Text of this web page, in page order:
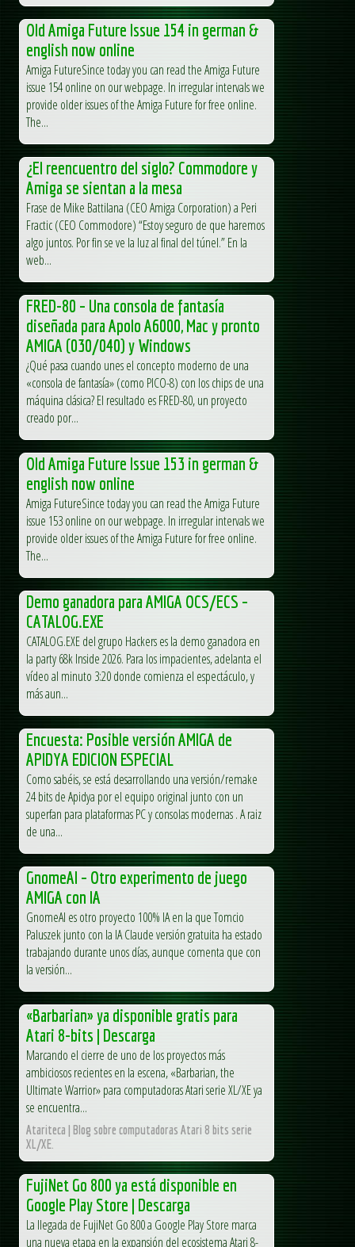
Old Amiga Future Issue 154 in german &
english now online
Amiga FutureSince today you can read the Amiga Future
issue 154 online on our webpage. In irregular intervals we
provide older issues of the Amiga Future for free online.
The...
¿El reencuentro del siglo? Commodore y
Amiga se sientan a la mesa
Frase de Mike Battilana (CEO Amiga Corporation) a Peri
Fractic (CEO Commodore) “Estoy seguro de que haremos
algo juntos. Por fin se ve la luz al final del túnel.” En la
web...
FRED-80 – Una consola de fantasía
diseñada para Apolo A6000, Mac y pronto
AMIGA (030/040) y Windows
¿Qué pasa cuando unes el concepto moderno de una
«consola de fantasía» (como PICO-8) con los chips de una
máquina clásica? El resultado es FRED-80, un proyecto
creado por...
Old Amiga Future Issue 153 in german &
english now online
Amiga FutureSince today you can read the Amiga Future
issue 153 online on our webpage. In irregular intervals we
provide older issues of the Amiga Future for free online.
The...
Demo ganadora para AMIGA OCS/ECS –
CATALOG.EXE
CATALOG.EXE del grupo Hackers es la demo ganadora en
la party 68k Inside 2026. Para los impacientes, adelanta el
vídeo al minuto 3:20 donde comienza el espectáculo, y
más aun...
Encuesta: Posible versión AMIGA de
APIDYA EDICION ESPECIAL
Como sabéis, se está desarrollando una versión/remake
24 bits de Apidya por el equipo original junto con un
superfan para plataformas PC y consolas modernas . A raiz
de una...
GnomeAI – Otro experimento de juego
AMIGA con IA
GnomeAI es otro proyecto 100% IA en la que Tomcio
Paluszek junto con la IA Claude versión gratuita ha estado
trabajando durante unos días, aunque comenta que con
la versión...
«Barbarian» ya disponible gratis para
Atari 8-bits | Descarga
Marcando el cierre de uno de los proyectos más
ambiciosos recientes en la escena, «Barbarian, the
Ultimate Warrior» para computadoras Atari serie XL/XE ya
se encuentra...
Atariteca | Blog sobre computadoras Atari 8 bits serie
XL/XE.
FujiNet Go 800 ya está disponible en
Google Play Store | Descarga
La llegada de FujiNet Go 800 a Google Play Store marca
una nueva etapa en la expansión del ecosistema Atari 8-